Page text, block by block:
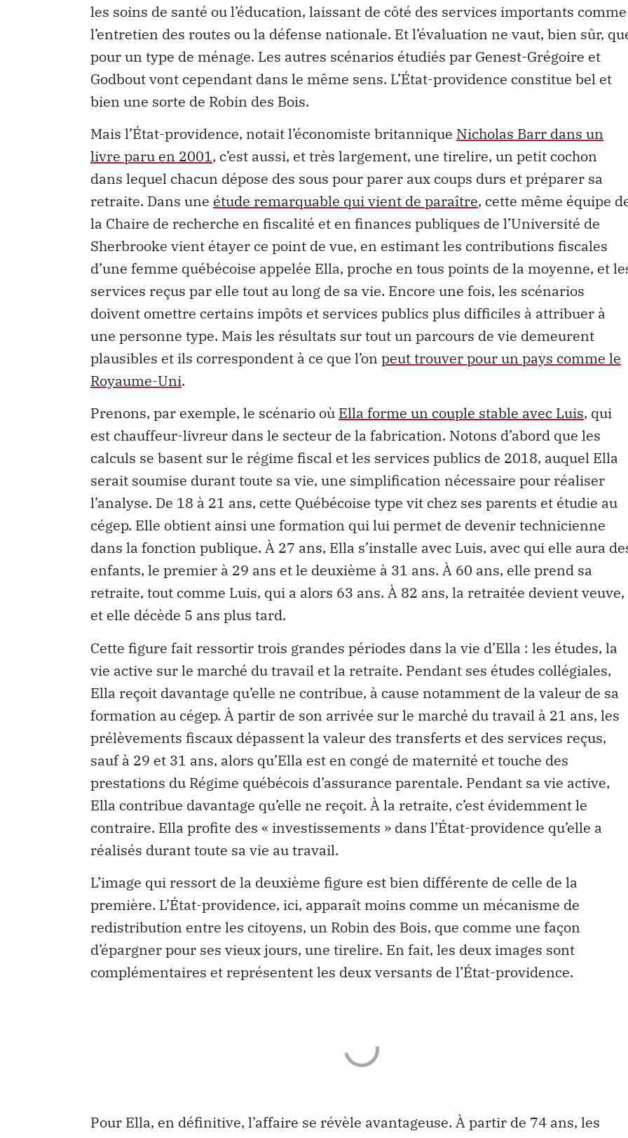
les soins de santé ou l’éducation, laissant de côté des services importants comme
l’entretien des routes ou la défense nationale. Et l’évaluation ne vaut, bien sûr,
pour un type de ménage. Les autres scénarios étudiés par Genest-Grégoire et
Godbout vont cependant dans le même sens. L’État-providence constitue bel et
bien une sorte de Robin des Bois.
Mais l’État-providence, notait l’économiste britannique Nicholas Barr dans un
livre paru en 2001, c’est aussi, et très largement, une tirelire, un petit cochon
dans lequel chacun dépose des sous pour parer aux coups durs et préparer sa
retraite. Dans une étude remarquable qui vient de paraître, cette même équipe
la Chaire de recherche en fiscalité et en finances publiques de l’Université de
Sherbrooke vient étayer ce point de vue, en estimant les contributions fiscales
d’une femme québécoise appelée Ella, proche en tous points de la moyenne, et
services reçus par elle tout au long de sa vie. Encore une fois, les scénarios
doivent omettre certains impôts et services publics plus difficiles à attribuer à
une personne type. Mais les résultats sur tout un parcours de vie demeurent
plausibles et ils correspondent à ce que l’on peut trouver pour un pays comme le
Royaume-Uni.
Prenons, par exemple, le scénario où Ella forme un couple stable avec Luis, qui
est chauffeur-livreur dans le secteur de la fabrication. Notons d’abord que les
calculs se basent sur le régime fiscal et les services publics de 2018, auquel Ella
serait soumise durant toute sa vie, une simplification nécessaire pour réaliser
l’analyse. De 18 à 21 ans, cette Québécoise type vit chez ses parents et étudie au
cégep. Elle obtient ainsi une formation qui lui permet de devenir technicienne
dans la fonction publique. À 27 ans, Ella s’installe avec Luis, avec qui elle aura
enfants, le premier à 29 ans et le deuxième à 31 ans. À 60 ans, elle prend sa
retraite, tout comme Luis, qui a alors 63 ans. À 82 ans, la retraitée devient veuve,
et elle décède 5 ans plus tard.
Cette figure fait ressortir trois grandes périodes dans la vie d’Ella : les études, la
vie active sur le marché du travail et la retraite. Pendant ses études collégiales,
Ella reçoit davantage qu’elle ne contribue, à cause notamment de la valeur de sa
formation au cégep. À partir de son arrivée sur le marché du travail à 21 ans, les
prélèvements fiscaux dépassent la valeur des transferts et des services reçus,
sauf à 29 et 31 ans, alors qu’Ella est en congé de maternité et touche des
prestations du Régime québécois d’assurance parentale. Pendant sa vie active,
Ella contribue davantage qu’elle ne reçoit. À la retraite, c’est évidemment le
contraire. Ella profite des « investissements » dans l’État-providence qu’elle a
réalisés durant toute sa vie au travail.
L’image qui ressort de la deuxième figure est bien différente de celle de la
première. L’État-providence, ici, apparaît moins comme un mécanisme de
redistribution entre les citoyens, un Robin des Bois, que comme une façon
d’épargner pour ses vieux jours, une tirelire. En fait, les deux images sont
complémentaires et représentent les deux versants de l’État-providence.
Pour Ella, en définitive, l’affaire se révèle avantageuse. À partir de 74 ans, les